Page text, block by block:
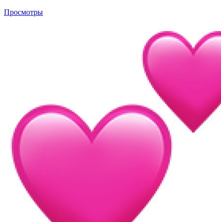
Просмотры